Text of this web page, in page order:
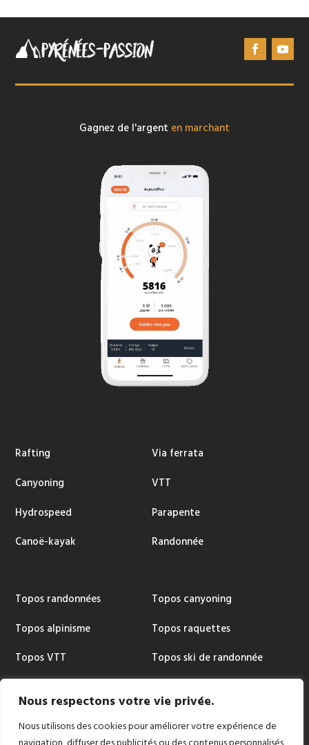
Nous respectons votre vie privée.
Nous utilisons des cookies pour améliorer votre expérience de
Gagnez de l'argent en marchant
Rafting
Canyoning
Hydrospeed
Canoë-kayak
Via ferrata
VTT
Parapente
Randonnée
Topos randonnées
Topos alpinisme
Topos VTT
Topos canyoning
Topos raquettes
Topos ski de randonnée